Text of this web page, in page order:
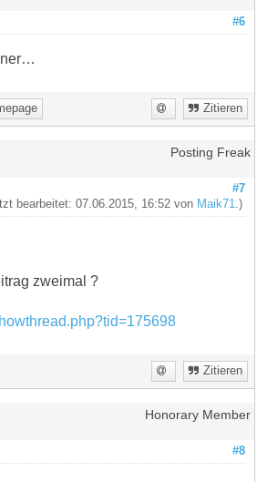
#6
Zitieren
Posting Freak
#7
bearbeitet: 07.06.2015, 16:52 von Maik71.)
zweimal ?
Zitieren
Honorary Member
#8